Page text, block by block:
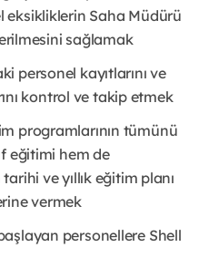
eksikliklerin Saha Müdürü
sağlamak
personel kayıtlarını ve
kontrol ve takip etmek
programlarının tümünü
eğitimi hem de
ve yıllık eğitim planı
vermek
personellere Shell